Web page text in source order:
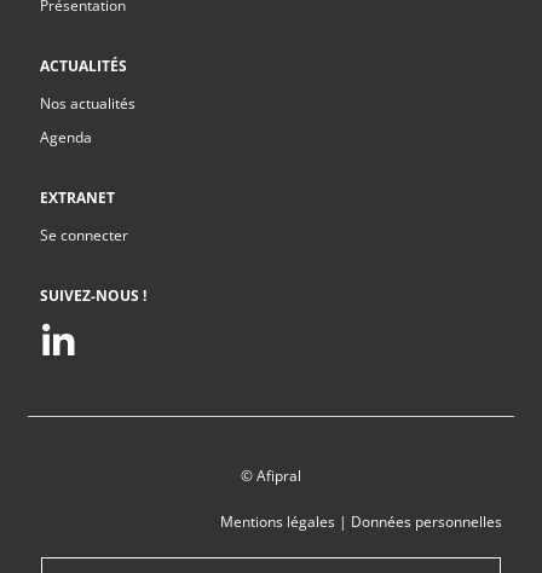
Présentation
ACTUALITÉS
Nos actualités
Agenda
EXTRANET
Se connecter
SUIVEZ-NOUS !
© Afipral
Mentions légales| Données personnelles